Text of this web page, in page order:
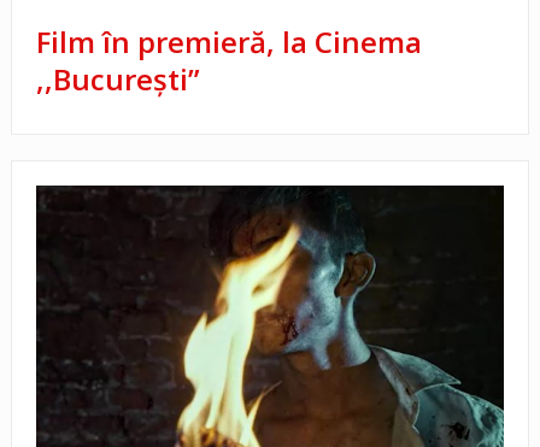
Film în premieră, la Cinema
,,București”